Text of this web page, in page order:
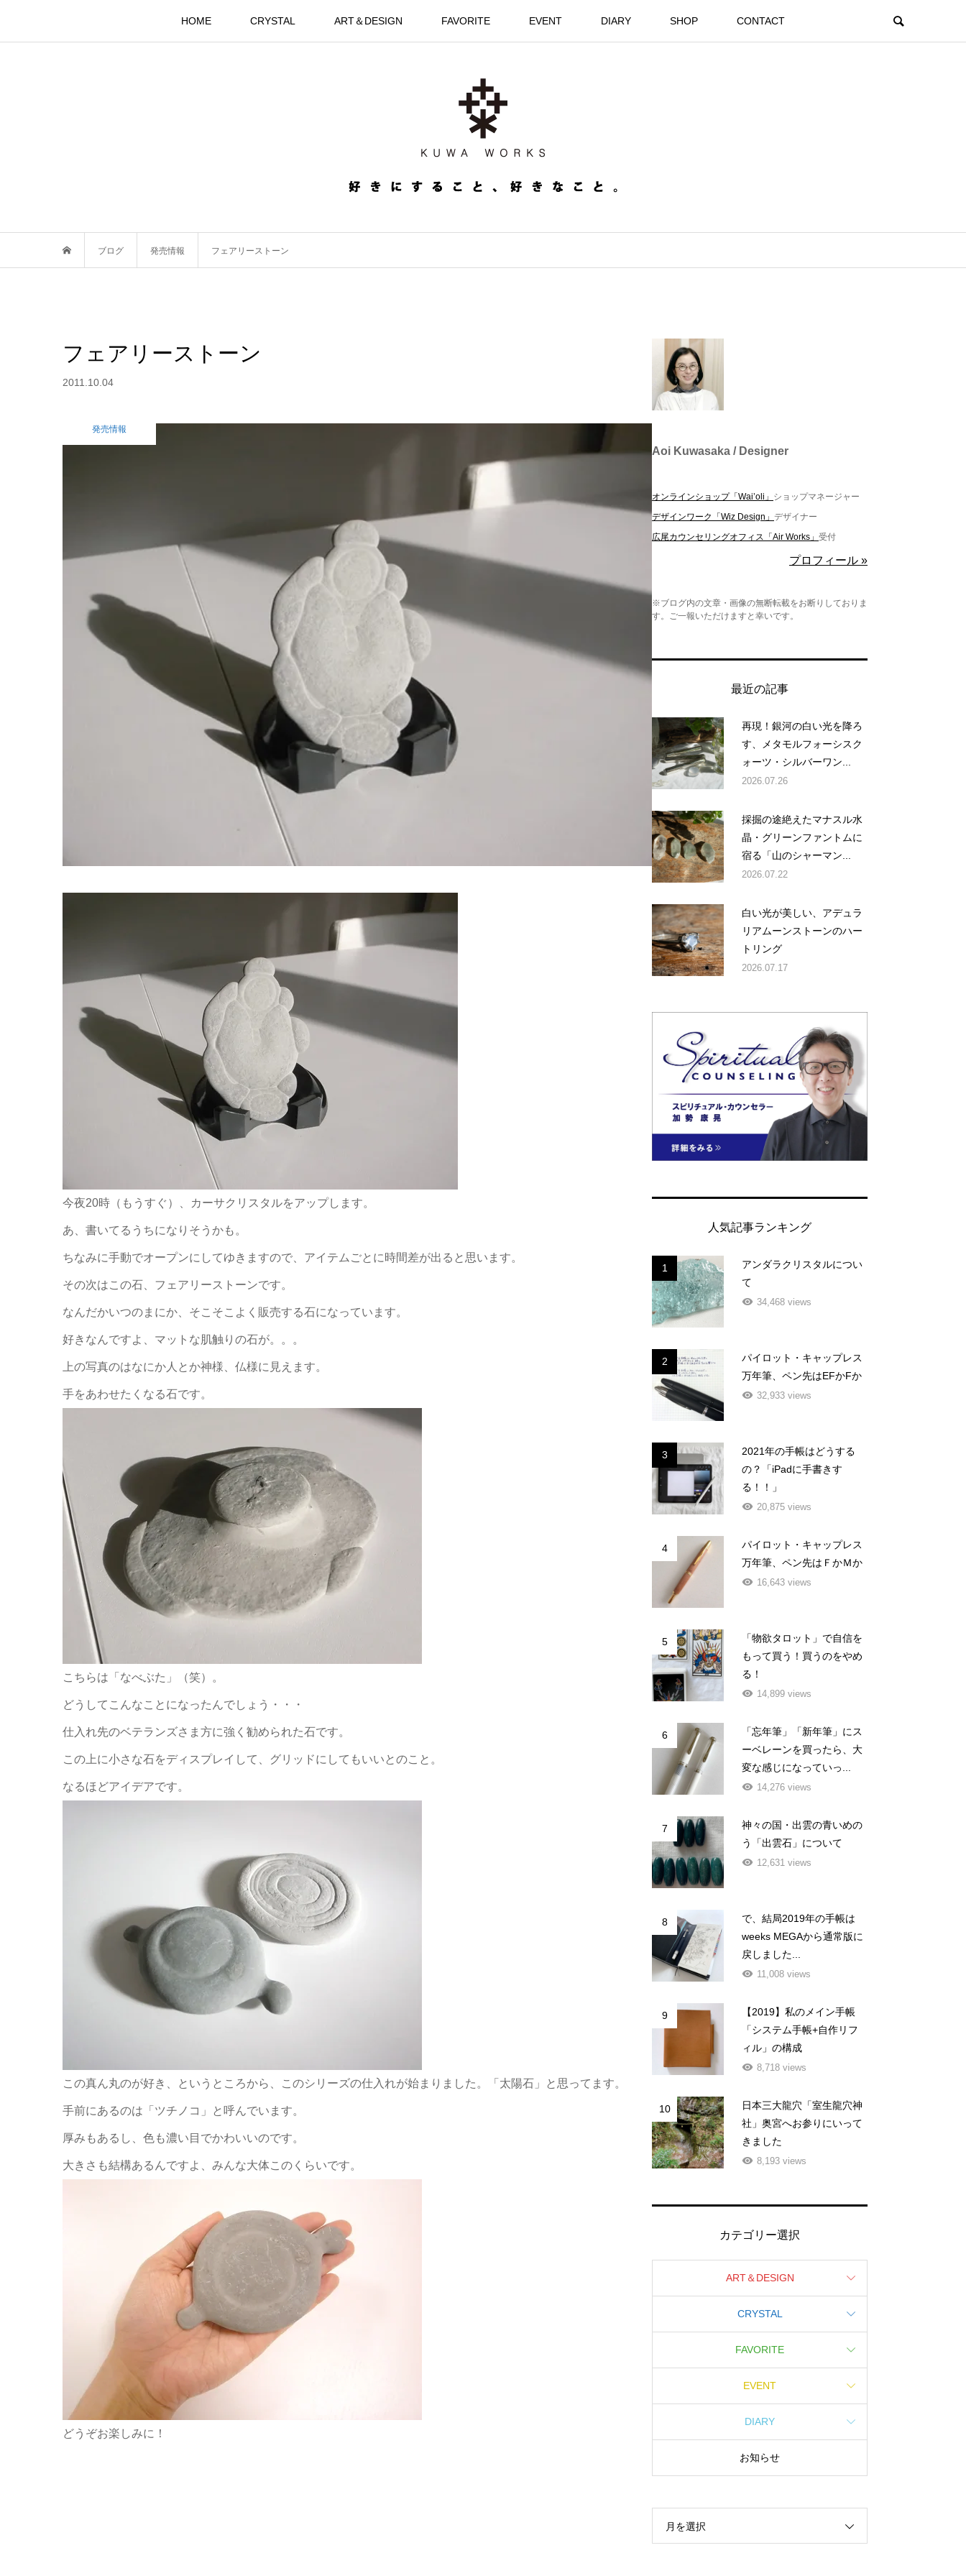
HOME CRYSTAL ART＆DESIGN FAVORITE EVENT DIARY SHOP CONTACT
ブログ 発売情報 フェアリーストーン
フェアリーストーン
2011.10.04
発売情報
今夜20時（もうすぐ）、カーサクリスタルをアップします。
あ、書いてるうちになりそうかも。
ちなみに手動でオープンにしてゆきますので、アイテムごとに時間差が出ると思います。
その次はこの石、フェアリーストーンです。
なんだかいつのまにか、そこそこよく販売する石になっています。
好きなんですよ、マットな肌触りの石が。。。
上の写真のはなにか人とか神様、仏様に見えます。
手をあわせたくなる石です。
こちらは「なべぶた」（笑）。
どうしてこんなことになったんでしょう・・・
仕入れ先のベテランズさま方に強く勧められた石です。
この上に小さな石をディスプレイして、グリッドにしてもいいとのこと。
なるほどアイデアです。
この真ん丸のが好き、というところから、このシリーズの仕入れが始まりました。「太陽石」と思ってます。
手前にあるのは「ツチノコ」と呼んでいます。
厚みもあるし、色も濃い目でかわいいのです。
大きさも結構あるんですよ、みんな大体このくらいです。
どうぞお楽しみに！
Aoi Kuwasaka / Designer
オンラインショップ「Wai’oli」 ショップマネージャー
デザインワーク「Wiz Design」 デザイナー
広尾カウンセリングオフィス「Air Works」 受付
プロフィール »
※ブログ内の文章・画像の無断転載をお断りしておりま
す。ご一報いただけますと幸いです。
最近の記事
再現！銀河の白い光を降ろ
す、メタモルフォーシスク
ォーツ・シルバーワン...
2026.07.26
採掘の途絶えたマナスル水
晶・グリーンファントムに
宿る「山のシャーマン...
2026.07.22
白い光が美しい、アデュラ
リアムーンストーンのハー
トリング
2026.07.17
人気記事ランキング
1
アンダラクリスタルについ
て
34,468 views
2
パイロット・キャップレス
万年筆、ペン先はEFかFか
32,933 views
3
2021年の手帳はどうする
の？「iPadに手書きす
る！！」
20,875 views
4
パイロット・キャップレス
万年筆、ペン先はＦかＭか
16,643 views
5
「物欲タロット」で自信を
もって買う！買うのをやめ
る！
14,899 views
6
「忘年筆」「新年筆」にス
ーベレーンを買ったら、大
変な感じになっていっ...
14,276 views
7
神々の国・出雲の青いめの
う「出雲石」について
12,631 views
8
で、結局2019年の手帳は
weeks MEGAから通常版に
戻しました...
11,008 views
9
【2019】私のメイン手帳
「システム手帳+自作リフ
ィル」の構成
8,718 views
10
日本三大龍穴「室生龍穴神
社」奥宮へお参りにいって
きました
8,193 views
カテゴリー選択
ART＆DESIGN
CRYSTAL
FAVORITE
EVENT
DIARY
お知らせ
月を選択